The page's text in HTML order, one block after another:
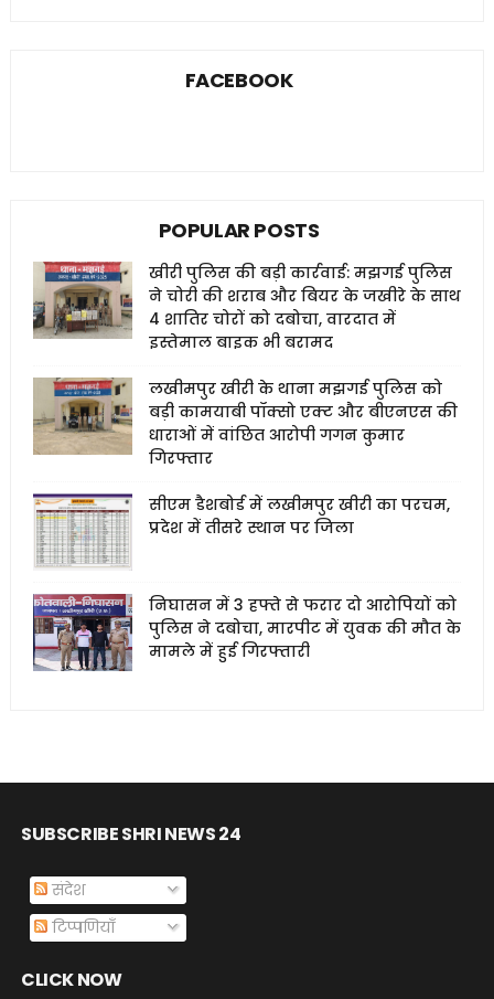
FACEBOOK
POPULAR POSTS
खीरी पुलिस की बड़ी कार्रवाई: मझगई पुलिस
ने चोरी की शराब और बियर के जखीरे के साथ
4 शातिर चोरों को दबोचा, वारदात में
इस्तेमाल बाइक भी बरामद
लखीमपुर खीरी के थाना मझगई पुलिस को
बड़ी कामयाबी पॉक्सो एक्ट और बीएनएस की
धाराओं में वांछित आरोपी गगन कुमार
गिरफ्तार
सीएम डैशबोर्ड में लखीमपुर खीरी का परचम,
प्रदेश में तीसरे स्थान पर जिला
निघासन में 3 हफ्ते से फरार दो आरोपियों को
पुलिस ने दबोचा, मारपीट में युवक की मौत के
मामले में हुई गिरफ्तारी
SUBSCRIBE SHRI NEWS 24
संदेश
टिप्पणियाँ
CLICK NOW